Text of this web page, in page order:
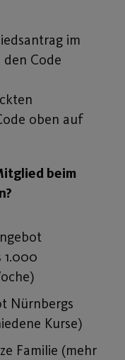
im
den Code
oben auf
beim
1.000
Nürnbergs
Kurse)
Familie (mehr